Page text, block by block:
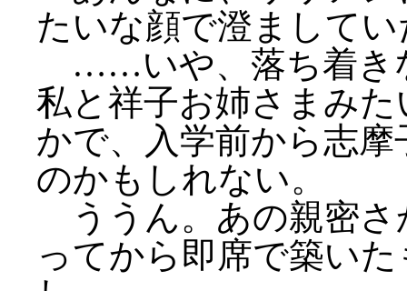
たいな顔で澄まして
……いや、落ち着き
私と祥子お姉さまみ
かで、入学前から志
のかもしれない。
ううん。あの親密さ
ってから即席で築い